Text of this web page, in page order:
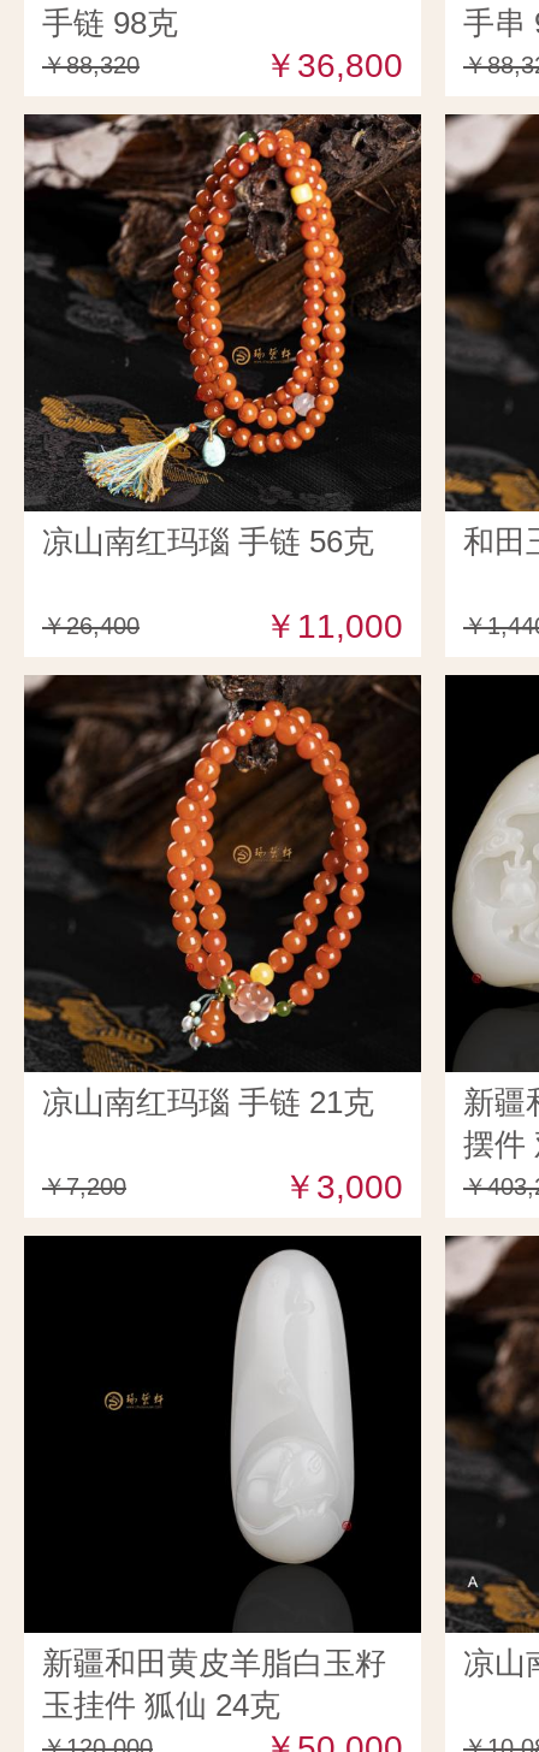
手链 98克
￥88,320 ￥36,800
手串
￥
凉山南红玛瑙 手链 56克
￥26,400 ￥11,000
和田
￥
凉山南红玛瑙 手链 21克
￥7,200 ￥3,000
新疆
摆件
￥
新疆和田黄皮羊脂白玉籽
玉挂件 狐仙 24克
凉山